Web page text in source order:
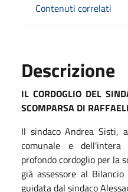
Contenuti correlati
Descrizione
IL CORDOGLIO DEL
SCOMPARSA DI
Il sindaco Andrea Sisti,
comunale e
profondo cordoglio per la
già assessore al
guidata dal sindaco